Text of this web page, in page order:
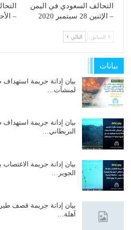
التحالف السعودي في اليمن
– الإثنين 28 سبتمبر 2020
– الأحد 27
السابق التالي
بيانات
بيان إدانة جريمة استهداف
لمنشآت…
بيان إدانة جريمة استهداف
البريطاني…
الجوير…
بيان إدانة جريمة قصف
آهلة…